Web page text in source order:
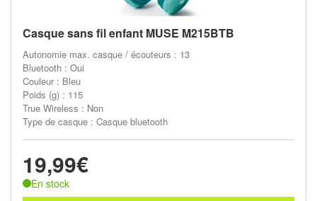
Casque sans fil enfant MUSE M215BTB
Autonomie max. casque / écouteurs : 13
Bluetooth : Oui
Couleur : Bleu
Poids (g) : 115
True Wireless : Non
Type de casque : Casque bluetooth
19,99€
En stock